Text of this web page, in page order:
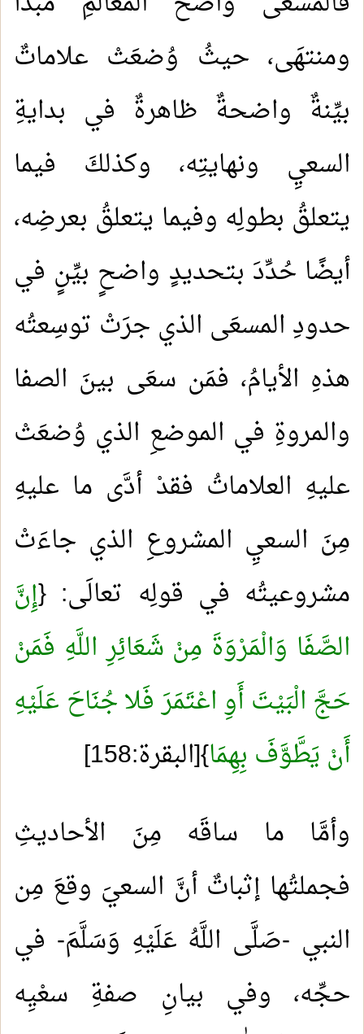
ومنتهَى، حيثُ وُضعَتْ علاماتٌ
بيِّنةٌ واضحةٌ ظاهرةٌ في بدايةِ
السعيِ ونهايتِه، وكذلكَ فيما
يتعلقُ بطولِه وفيما يتعلقُ بعرضِه،
أيضًا حُدِّدَ بتحديدٍ واضحٍ بيِّنٍ في
حدودِ المسعَى الذي جرَتْ توسِعتُه
هذهِ الأيامُ، فمَن سعَى بينَ الصفا
والمروةِ في الموضعِ الذي وُضعَتْ
عليهِ العلاماتُ فقدْ أدَّى ما عليهِ
مِنَ السعيِ المشروعِ الذي جاءَتْ
مشروعيتُه في قولِه تعالَى: {إِنَّ
الصَّفَا وَالْمَرْوَةَ مِنْ شَعَائِرِ اللَّهِ فَمَنْ
حَجَّ الْبَيْتَ أَوِ اعْتَمَرَ فَلا جُنَاحَ عَلَيْهِ
أَنْ يَطَّوَّفَ بِهِمَا}[البقرة:158]
وأمَّا ما ساقَه مِنَ الأحاديثِ
فجملتُها إثباتٌ أنَّ السعيَ وقعَ مِن
النبي -صَلَّى اللَّهُ عَلَيْهِ وَسَلَّمَ- في
حجِّه، وفي بيانِ صفةِ سعْيِه